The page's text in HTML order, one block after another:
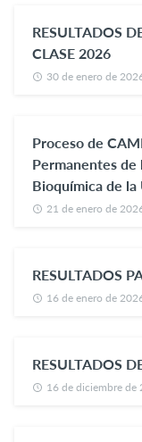
30 de enero de
RESULTADOS
CLASE 2026
21 de enero de
Proceso de
Permanentes de
Bioquímica de
16 de enero de
RESULTADOS
16 de diciembre de
RESULTADOS